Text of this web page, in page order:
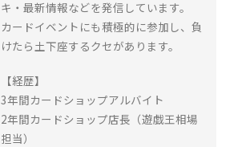
キ・最新情報などを発信しています。
カードイベントにも積極的に参加し、負
けたら土下座するクセがあります。
【経歴】
3年間カードショップアルバイト
2年間カードショップ店長（遊戯王相場
担当）